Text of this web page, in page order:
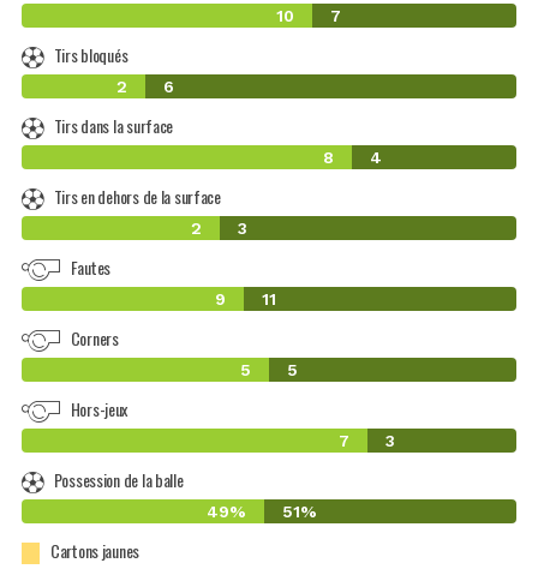
10 7
Tirs bloqués
2 6
Tirs dans la surface
8 4
Tirs en dehors de la surface
2 3
Fautes
9 11
Corners
5 5
Hors-jeux
7 3
Possession de la balle
49% 51%
Cartons jaunes